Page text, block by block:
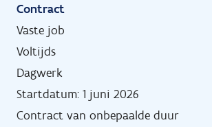
Contract
Vaste job
Voltijds
Dagwerk
Startdatum: 1 juni 2026
Contract van onbepaalde duur